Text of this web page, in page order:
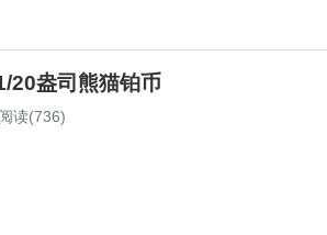
20盎司熊猫铂币
阅读(736)